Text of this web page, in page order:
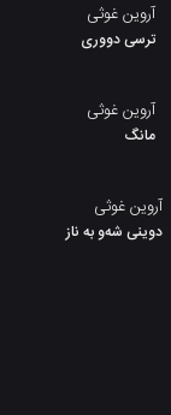
آروین غوثی
ترسی دووری
آروین غوثی
مانگ
آروین غوثی
دوینی شەو به ناز